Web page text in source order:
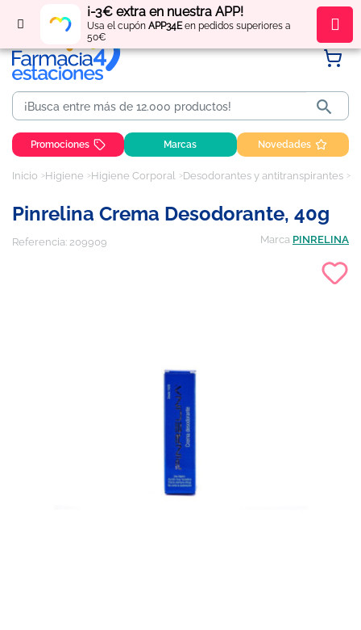
¡-3€ extra en nuestra APP!
Usa el cupón APP34Een pedidos superiores a
50€
Regístratey obténpuntos por tus compras

Promociones Marcas Novedades
Inicio Higiene Higiene Corporal Desodorantes y antitranspirantes
Pinrelina Crema Desodorante, 40g
Referencia: 209909 Marca PINRELINA